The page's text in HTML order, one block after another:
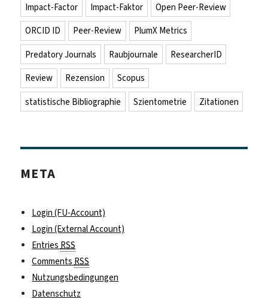
Impact-Factor
Impact-Faktor
Open Peer-Review
ORCID ID
Peer-Review
PlumX Metrics
Predatory Journals
Raubjournale
ResearcherID
Review
Rezension
Scopus
statistische Bibliographie
Szientometrie Zitationen
META
Login (FU-Account)
Login (External Account)
EntriesRSS
CommentsRSS
Nutzungsbedingungen
Datenschutz